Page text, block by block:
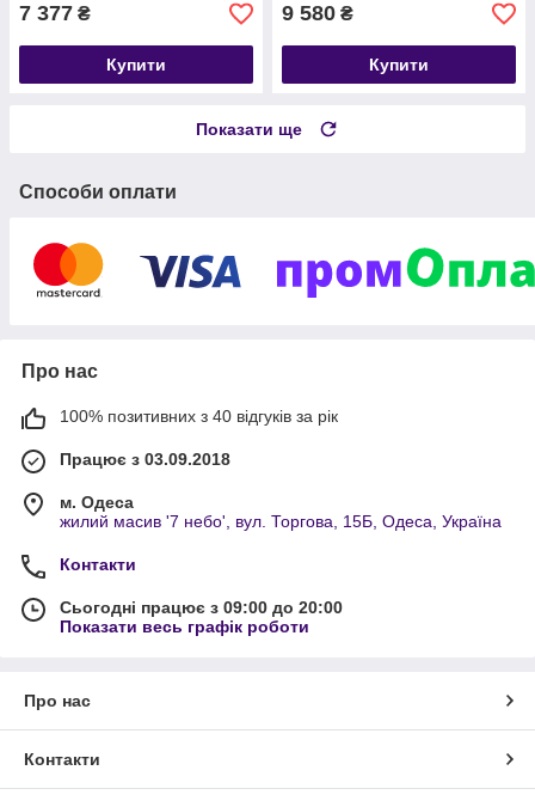
7 377 ₴
Купити
9 580 ₴
Купити
Показати ще
Способи оплати
Про нас
100% позитивних з 40 відгуків за рік
Працює з 03.09.2018
м. Одеса
жилий масив '7 небо', вул. Торгова, 15Б, Одеса, Україна
Контакти
Сьогодні працює з 09:00 до 20:00
Показати весь графік роботи
Про нас
Контакти